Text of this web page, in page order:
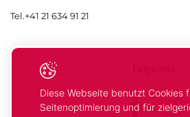
Tel.+41 21 634 91 21
Diese Webseite benutzt Cookies
Seitenoptimierung und für